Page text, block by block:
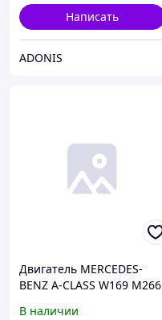
Написать
ADONIS
Двигатель MERCEDES-
BENZ A-CLASS W169 M266
В наличии